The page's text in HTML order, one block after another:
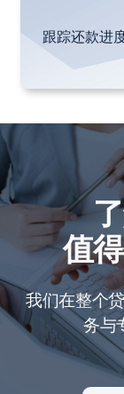
跟踪还款进
值
我们在整个
务与